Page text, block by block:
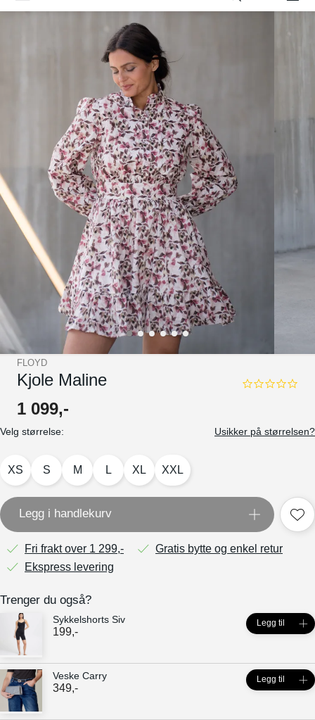
FLOYD
Kjole Maline
0.0
1 099,-
Velg størrelse: Usikker på størrelsen?
XS S M L XL XXL
Legg i handlekurv
Fri frakt over 1 299,-
Gratis bytte og enkel retur
Ekspress levering
Trenger du også?
Sykkelshorts Siv
199,-
Legg til
Veske Carry
349,-
Legg til